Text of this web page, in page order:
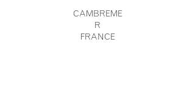
CAMBREME
R
FRANCE